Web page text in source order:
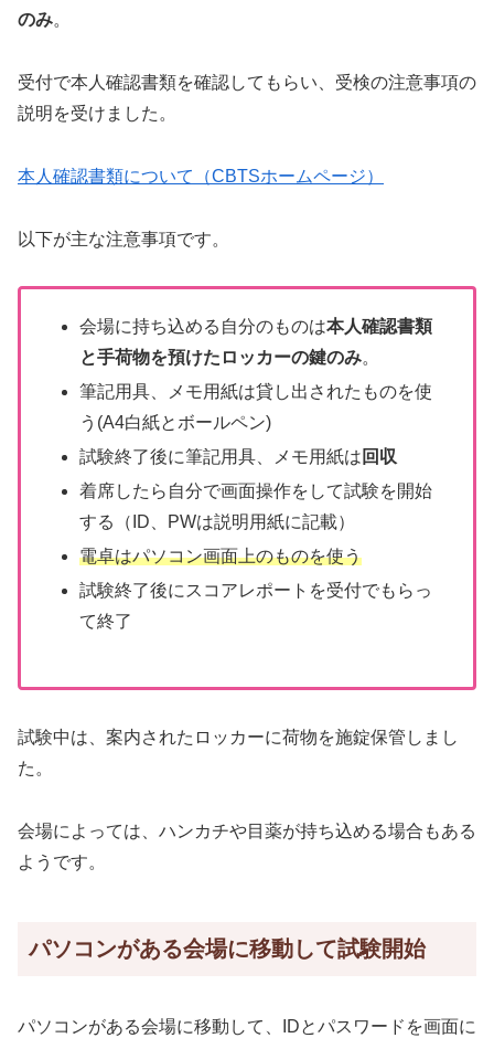
のみ。
受付で本人確認書類を確認してもらい、受検の注意事項の
説明を受けました。
本人確認書類について（CBTSホームページ）
以下が主な注意事項です。
会場に持ち込める自分のものは本人確認書類
と手荷物を預けたロッカーの鍵のみ。
筆記用具、メモ用紙は貸し出されたものを使
う(A4白紙とボールペン)
試験終了後に筆記用具、メモ用紙は 回収
着席したら自分で画面操作をして試験を開始
する（ID、PWは説明用紙に記載）
電卓はパソコン画面上のものを使う
試験終了後にスコアレポートを受付でもらっ
て終了
試験中は、案内されたロッカーに荷物を施錠保管しまし
た。
会場によっては、ハンカチや目薬が持ち込める場合もある
ようです。
パソコンがある会場に移動して試験開始
パソコンがある会場に移動して、IDとパスワードを画面に